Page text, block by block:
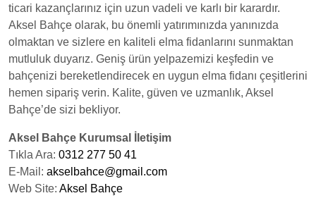
ticari kazançlarınız için uzun vadeli ve karlı bir karardır.
Aksel Bahçe olarak, bu önemli yatırımınızda yanınızda
olmaktan ve sizlere en kaliteli elma fidanlarını sunmaktan
mutluluk duyarız. Geniş ürün yelpazemizi keşfedin ve
bahçenizi bereketlendirecek en uygun elma fidanı çeşitlerini
hemen sipariş verin. Kalite, güven ve uzmanlık, Aksel
Bahçe’de sizi bekliyor.
Aksel Bahçe Kurumsal İletişim
Tıkla Ara: 0312 277 50 41
E-Mail: akselbahce@gmail.com
Web Site: Aksel Bahçe